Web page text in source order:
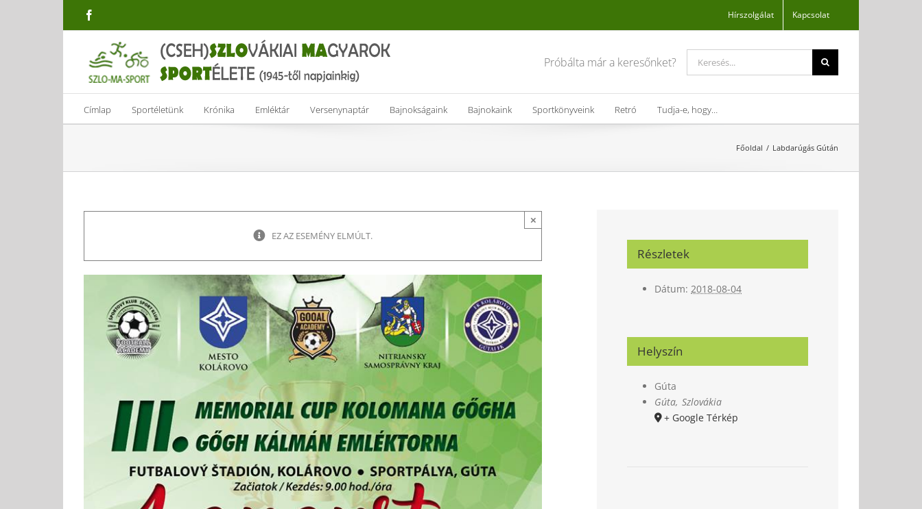
Hírszolgálat Kapcsolat
Próbálta már a keresőnket?
for:
Címlap Sportéletünk Krónika Emléktár Versenynaptár Bajnokságaink Bajnokaink Sportkönyveink Retró Tudja-e, hogy…
Főoldal Labdarúgás Gútán
EZ AZ ESEMÉNY ELMÚLT.
×
Részletek
Dátum: 2018-08-04
Helyszín
Gúta
Gúta, Szlovákia
+ Google Térkép